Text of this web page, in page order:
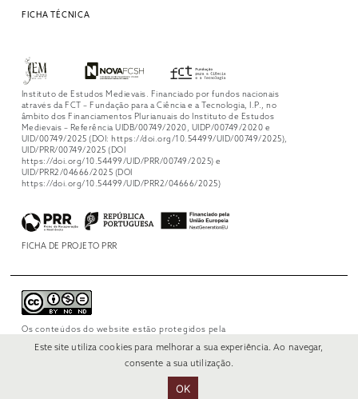
FICHA TÉCNICA
Instituto de Estudos Medievais. Financiado por fundos nacionais
através da FCT – Fundação para a Ciência e a Tecnologia, I.P., no
âmbito dos Financiamentos Plurianuais do Instituto de Estudos
Medievais – Referência UIDB/00749/2020, UIDP/00749/2020 e
UID/00749/2025 (DOI: https://doi.org/10.54499/UID/00749/2025),
UID/PRR/00749/2025 (DOI
https://doi.org/10.54499/UID/PRR/00749/2025) e
UID/PRR2/04666/2025 (DOI
https://doi.org/10.54499/UID/PRR2/04666/2025)
FICHA DE PROJETO PRR
Os conteúdos do website estão protegidos pela
NonCommercial-NoDerivs 4.0 International.
Este site utiliza cookies para melhorar a sua experiência. Ao navegar,
consente a sua utilização.
OK